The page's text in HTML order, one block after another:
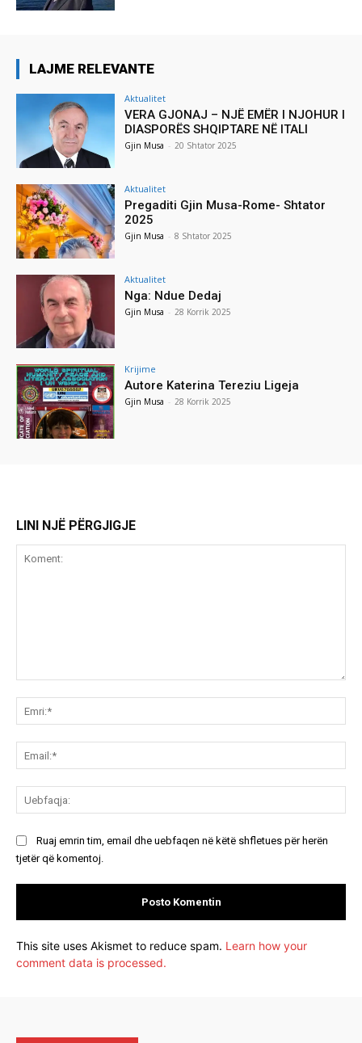
LAJME RELEVANTE
Aktualitet
VERA GJONAJ – NJË EMËR I NJOHUR I
DIASPORËS SHQIPTARE NË ITALI
Gjin Musa - 20 Shtator 2025
Aktualitet
Pregaditi Gjin Musa-Rome- Shtator
2025
Gjin Musa - 8 Shtator 2025
Aktualitet
Nga: Ndue Dedaj
Gjin Musa - 28 Korrik 2025
Krijime
Autore Katerina Tereziu Ligeja
Gjin Musa - 28 Korrik 2025
LINI NJË PËRGJIGJE
Ruaj emrin tim, email dhe uebfaqen në këtë shfletues për herën
tjetër që komentoj.
This site uses Akismet to reduce spam. Learn how your
comment data is processed.